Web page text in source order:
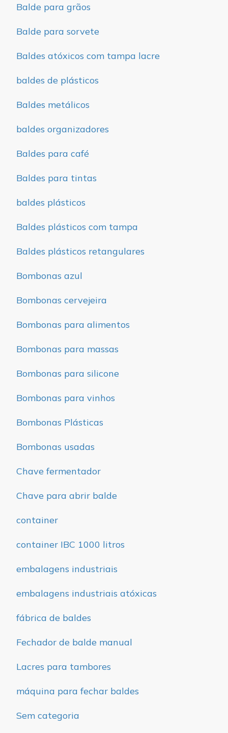
Balde para grãos
Balde para sorvete
Baldes atóxicos com tampa lacre
baldes de plásticos
Baldes metálicos
baldes organizadores
Baldes para café
Baldes para tintas
baldes plásticos
Baldes plásticos com tampa
Baldes plásticos retangulares
Bombonas azul
Bombonas cervejeira
Bombonas para alimentos
Bombonas para massas
Bombonas para silicone
Bombonas para vinhos
Bombonas Plásticas
Bombonas usadas
Chave fermentador
Chave para abrir balde
container
container IBC 1000 litros
embalagens industriais
embalagens industriais atóxicas
fábrica de baldes
Fechador de balde manual
Lacres para tambores
máquina para fechar baldes
Sem categoria